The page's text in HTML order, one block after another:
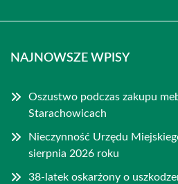
NAJNOWSZE WPISY
Oszustwo podczas zakupu
Starachowicach
Nieczynność Urzędu
sierpnia 2026 roku
38-latek oskarżony o